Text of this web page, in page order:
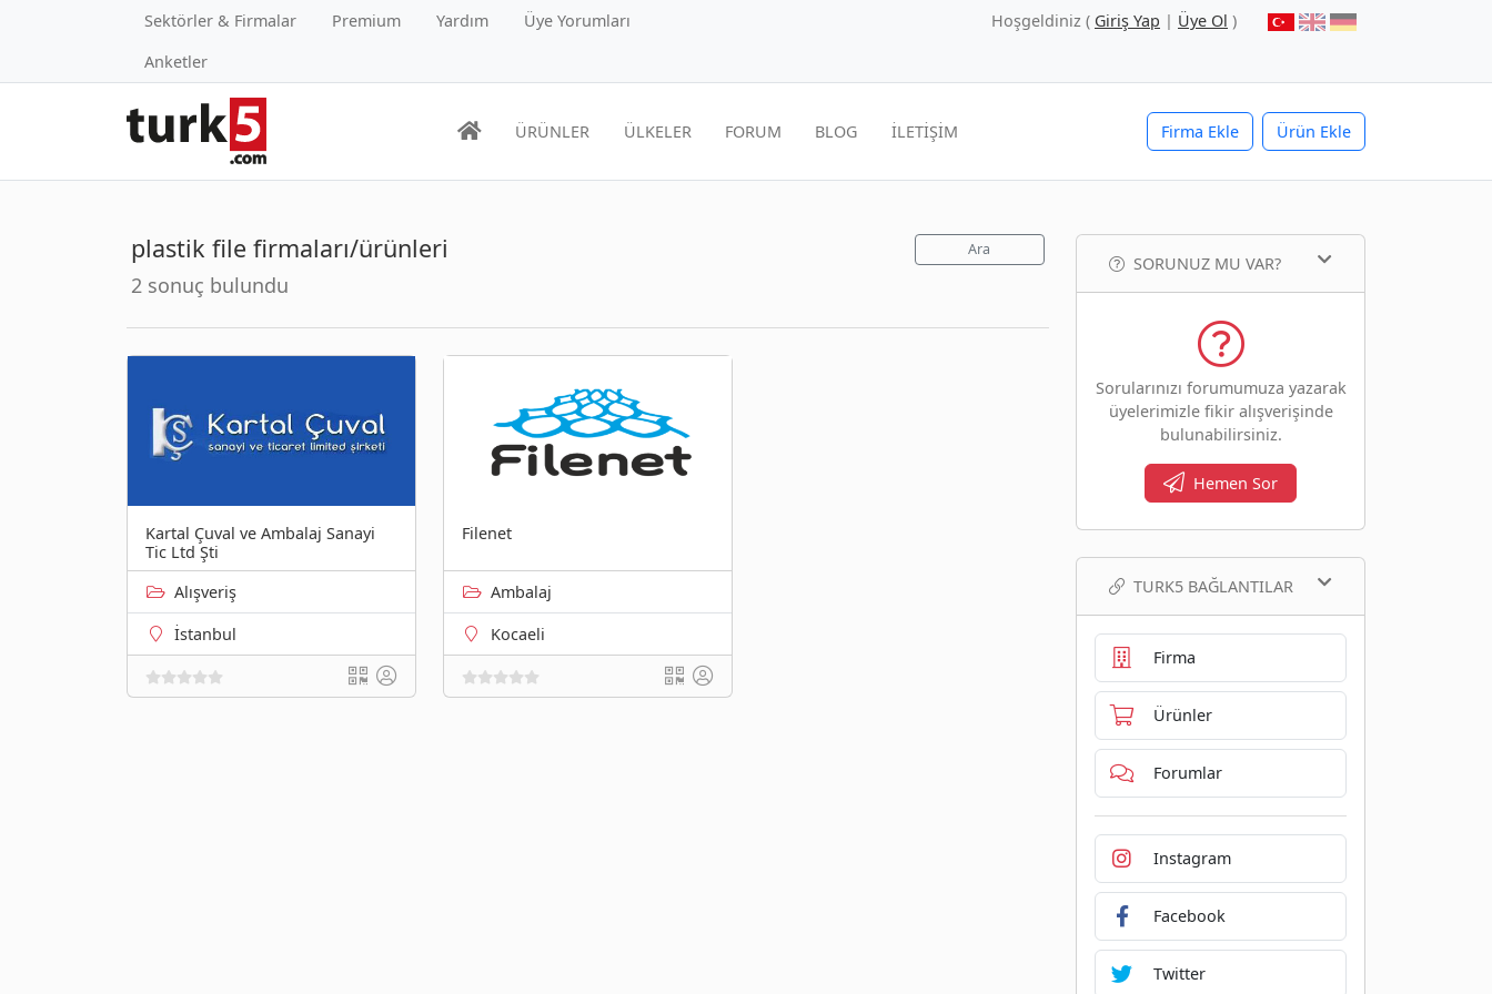
Sektörler & Firmalar Premium Yardım
Üye Yorumları
Anketler
Hoşgeldiniz ( Giriş Yap | Üye Ol )
Firma Ekle Ürün Ekle
ÜRÜNLER ÜLKELER FORUM BLOG İLETİŞİM
plastik file firmaları/ürünleri
2 sonuç bulundu
Ara
Kartal Çuval ve Ambalaj Sanayi
Tic Ltd Şti
Alışveriş
İstanbul
Filenet
Ambalaj
Kocaeli
SORUNUZ MU VAR?
Sorularınızı forumumuza yazarak
üyelerimizle fikir alışverişinde
bulunabilirsiniz.
Hemen Sor
TURK5 BAĞLANTILAR
Firma
Ürünler
Forumlar
Instagram
Facebook
Twitter